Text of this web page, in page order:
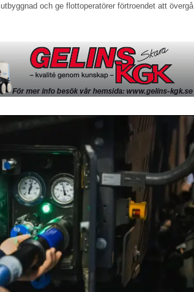
och ge flottoperatörer förtroendet att övergå